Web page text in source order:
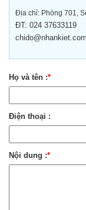
Địa chỉ: Phòng 701,
ĐT: 024 37633119
Họ và tên :*
Điện thoại :
Nội dung :*